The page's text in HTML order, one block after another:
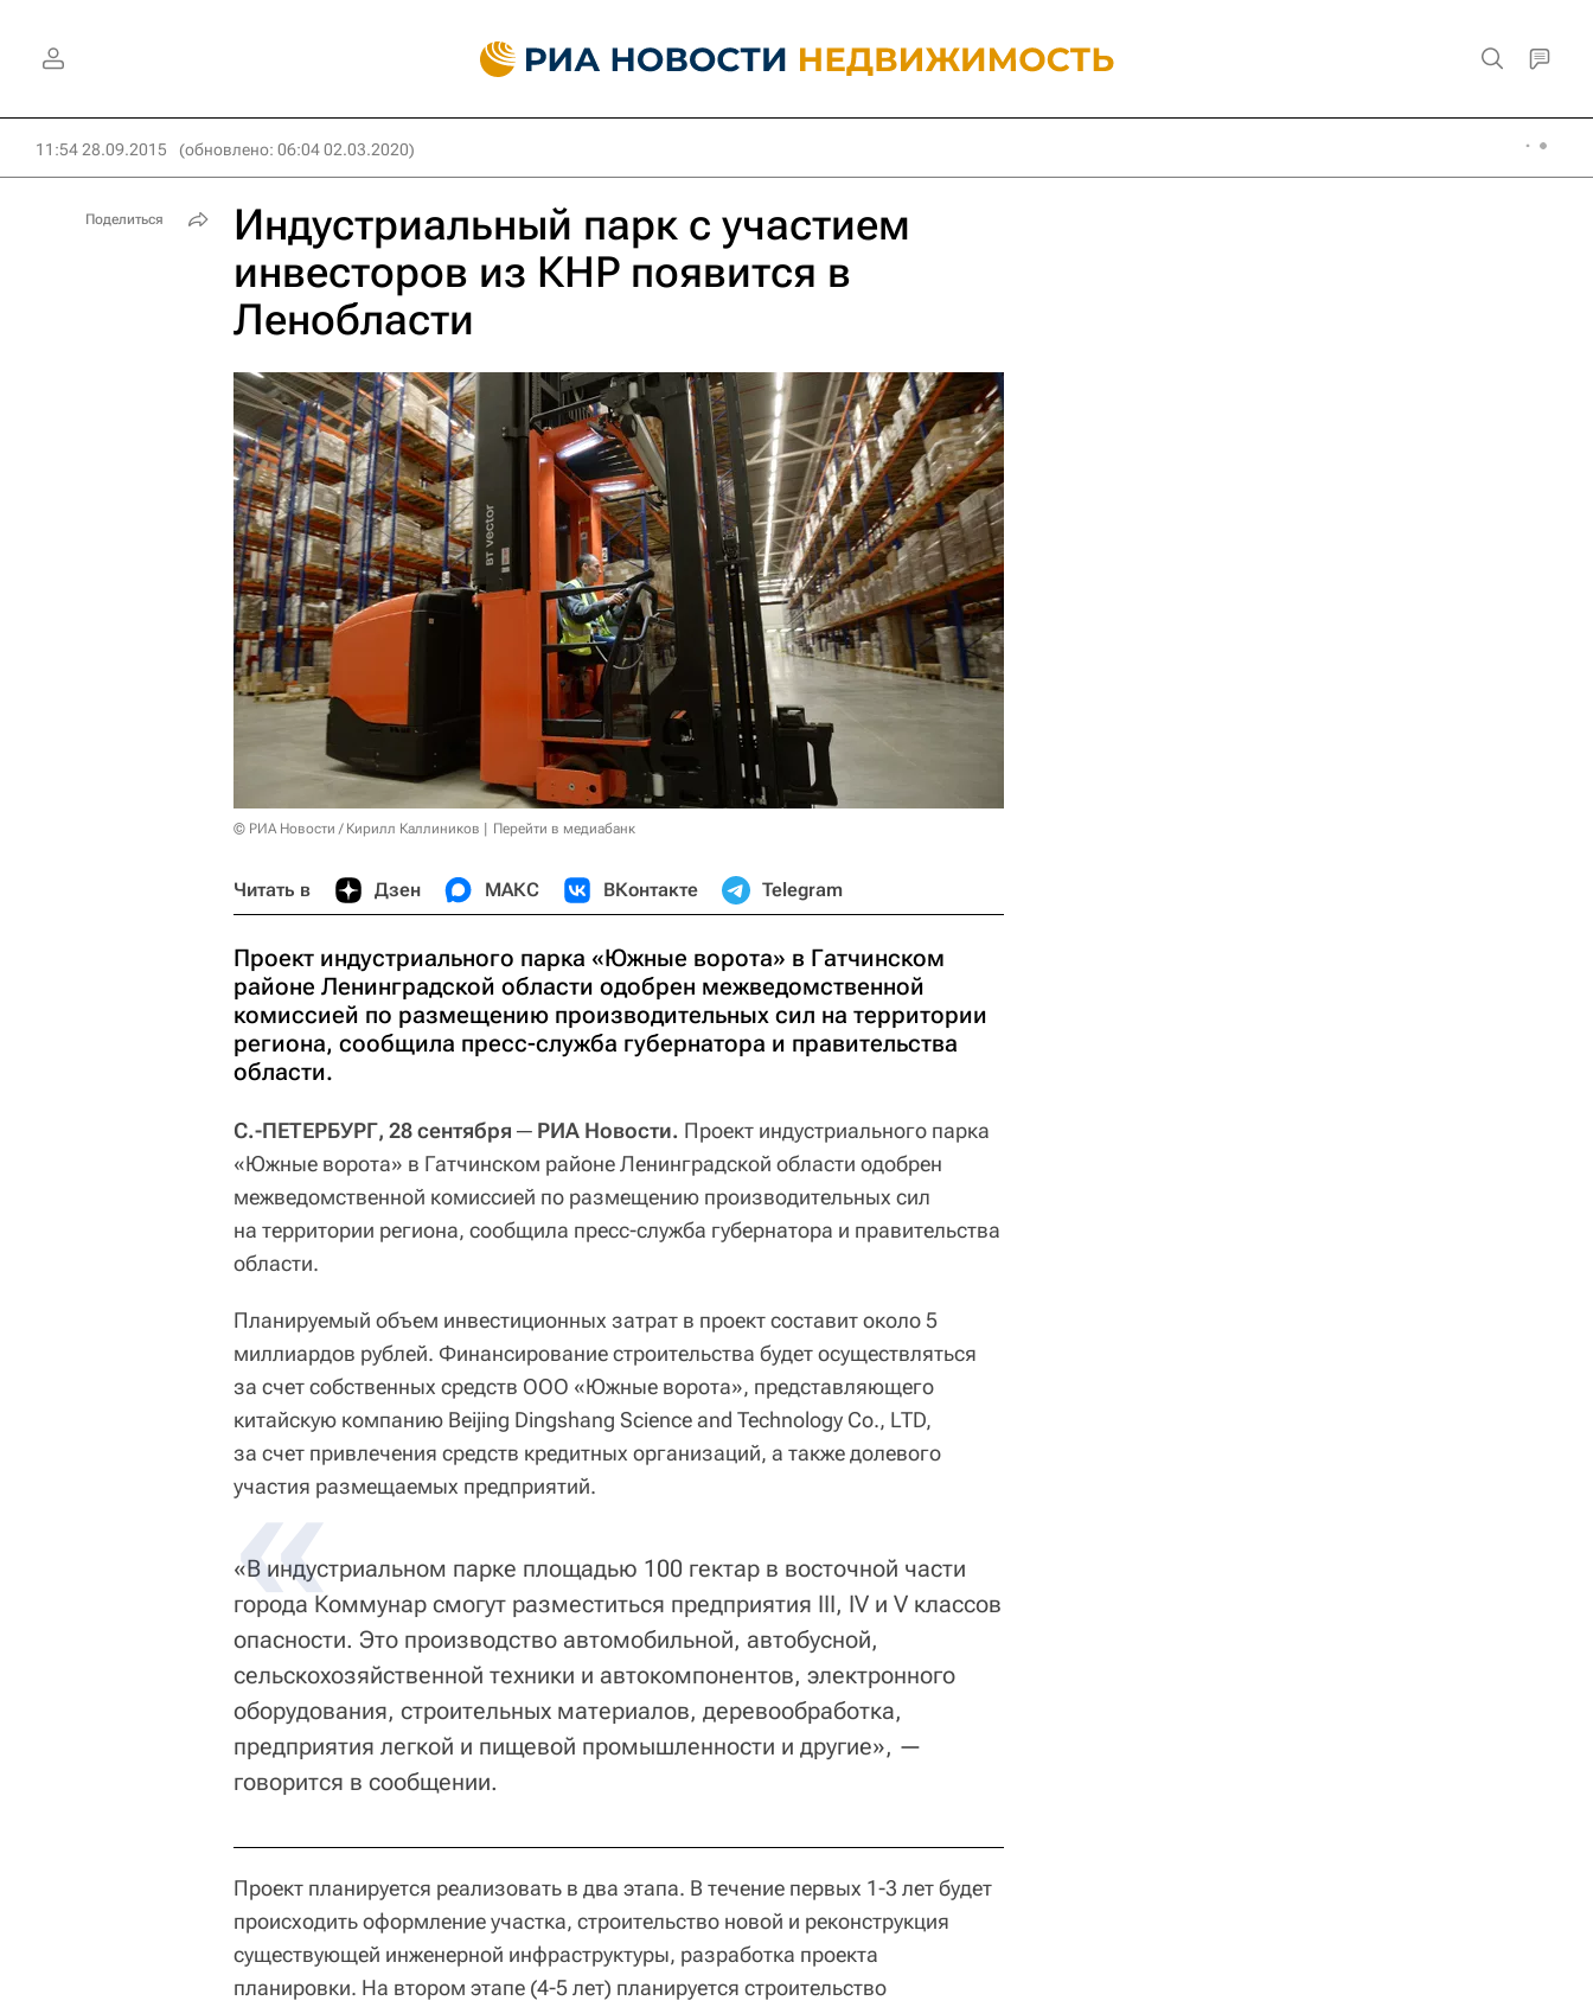
11:54 28.09.2015 (обновлено: 06:04 02.03.2020)
Индустриальный парк с участием
инвесторов из КНР появится в
Ленобласти
© РИА Новости / Кирилл Каллиников Перейти в медиабанк
Читать в Дзен МАКС ВКонтакте Telegram
Проект индустриального парка «Южные ворота» в Гатчинском
районе Ленинградской области одобрен межведомственной
комиссией по размещению производительных сил на территории
региона, сообщила пресс-служба губернатора и правительства
области.
С.-ПЕТЕРБУРГ, 28 сентября ─ РИА Новости. Проект индустриального парка
«Южные ворота» в Гатчинском районе Ленинградской области одобрен
межведомственной комиссией по размещению производительных сил
на территории региона, сообщила пресс-служба губернатора и правительства
области.
Планируемый объем инвестиционных затрат в проект составит около 5
миллиардов рублей. Финансирование строительства будет осуществляться
за счет собственных средств ООО «Южные ворота», представляющего
китайскую компанию Beijing Dingshang Science and Technology Co., LTD,
за счет привлечения средств кредитных организаций, а также долевого
участия размещаемых предприятий.
«В индустриальном парке площадью 100 гектар в восточной части
города Коммунар смогут разместиться предприятия III, IV и V классов
опасности. Это производство автомобильной, автобусной,
сельскохозяйственной техники и автокомпонентов, электронного
оборудования, строительных материалов, деревообработка,
предприятия легкой и пищевой промышленности и другие», —
говорится в сообщении.
Проект планируется реализовать в два этапа. В течение первых 1-3 лет будет
происходить оформление участка, строительство новой и реконструкция
существующей инженерной инфраструктуры, разработка проекта
планировки. На втором этапе (4-5 лет) планируется строительство
Поделиться